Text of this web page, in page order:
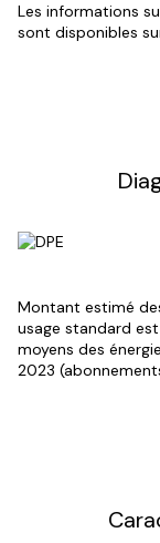
Les informations
sont disponibles
Montant estimé
usage standard
moyens des
2023